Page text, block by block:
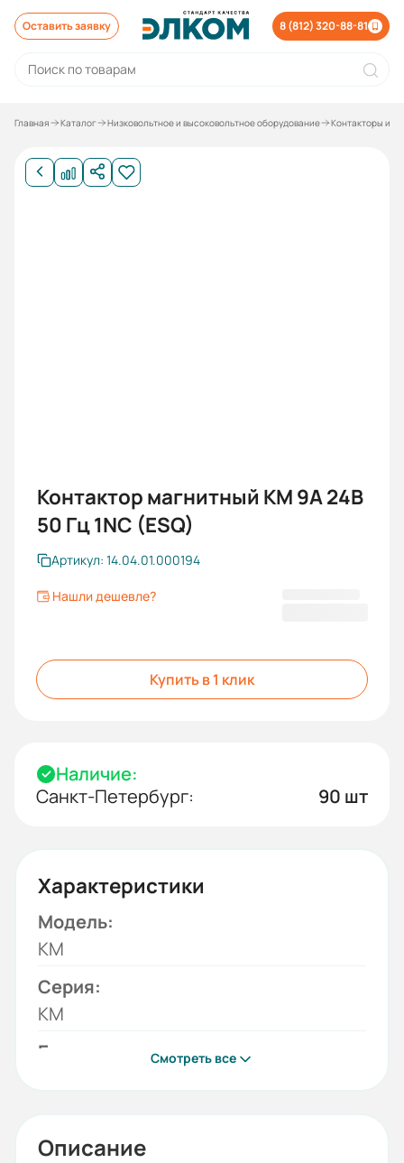
Оставить заявку 8 (812) 320-88-81
Главная Каталог Низковольтное и высоковольтное оборудование Контакторы и
Контактор магнитный КМ 9А 24B
50 Гц 1NC (ESQ)
Артикул: 14.04.01.000194
Нашли дешевле?
Купить в 1 клик
Наличие:
Санкт-Петербург:
90 шт
Характеристики
Модель:
КМ
Серия:
КМ
Бренд:
9
Смотреть все
Описание